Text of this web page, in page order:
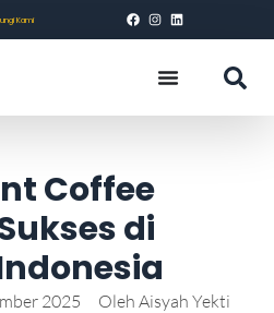
Kami
Coffee
di
2025 Oleh Aisyah Yekti